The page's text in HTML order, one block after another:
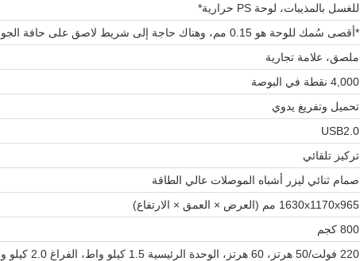
للغسل بالمذيبات، لوحة PS حرارية*
*أقصى سُمك للوحة هو 0.15 مم، وهناك حاجة إلى شريط لاصق على حافة الجوانب الثلاثة
ملصق، علامة تجارية
4,000 نقطة في البوصة
تحميل وتفريغ يدوي
USB2.0
تركيز تلقائي
صمام ثنائي ليزر أشباه الموصلات عالي الطاقة
1630x1170x965 مم (العرض × العمق × الارتفاع)
800 كجم
220 فولت/50 هرتز، 60 هرتز، الوحدة الرئيسية 1.5 كيلو واط، الفراغ 2.0 كيلو واط